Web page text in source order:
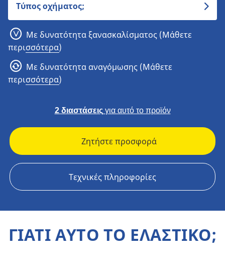
Τύπος οχήματος;
Με δυνατότητα ξανασκαλίσματος (Μάθετε
περισσότερα)
Με δυνατότητα αναγόμωσης (Μάθετε
περισσότερα)
2 διαστάσειςγια αυτό το προϊόν
Ζητήστε προσφορά
Τεχνικές πληροφορίες
ΓΙΑΤΙ ΑΥΤΟ ΤΟ ΕΛΑΣΤΙΚΟ;